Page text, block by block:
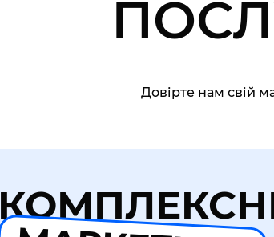
Довірте нам свій